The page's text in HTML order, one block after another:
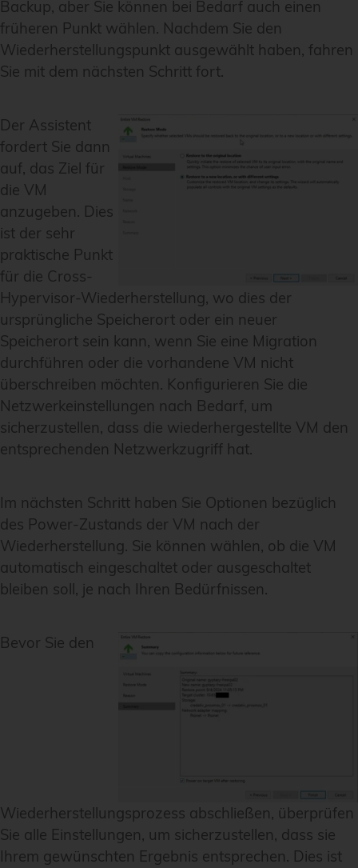
Backup, aber Sie können bei Bedarf auch einen
früheren Punkt wählen. Nachdem Sie den
Wiederherstellungspunkt ausgewählt haben, fahren
Sie mit dem nächsten Schritt fort.
Der Assistent
fordert Sie dann
auf, das Ziel für
die VM
anzugeben. Dies
ist der sehr
praktische Punkt
für die Cross-
Hypervisor-Wiederherstellung, wo dies der
ursprüngliche Speicherort oder ein neuer
Speicherort sein kann, wenn Sie eine Migration
durchführen oder die vorhandene VM nicht
überschreiben möchten. Konfigurieren Sie die
Netzwerkeinstellungen nach Bedarf, um
sicherzustellen, dass die wiederhergestellte VM den
entsprechenden Netzwerkzugriff hat.
Im nächsten Schritt haben Sie Optionen bezüglich
des Power-Zustands der VM nach der
Wiederherstellung. Sie können wählen, ob die VM
automatisch eingeschaltet oder ausgeschaltet
bleiben soll, je nach Ihren Bedürfnissen.
Bevor Sie den
Wiederherstellungsprozess abschließen, überprüfen
Sie alle Einstellungen, um sicherzustellen, dass sie
Ihrem gewünschten Ergebnis entsprechen. Dies ist